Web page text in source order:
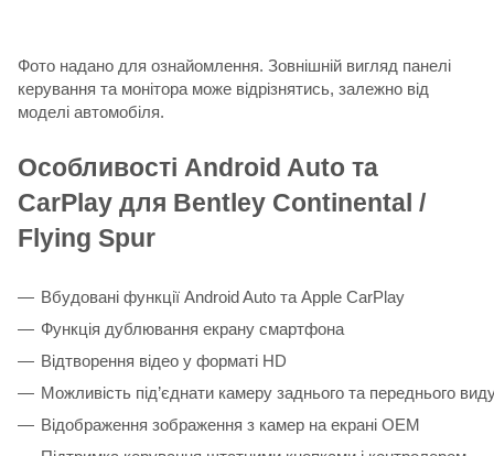
Фото надано для ознайомлення. Зовнішній вигляд панелі
керування та монітора може відрізнятись, залежно від
моделі автомобіля.
Особливості Android Auto та
CarPlay для Bentley Continental /
Flying Spur
Вбудовані функції Android Auto та Apple CarPlay
Функція дублювання екрану смартфона
Відтворення відео у форматі HD
Можливість під’єднати камеру заднього та переднього
Відображення зображення з камер на екрані ОЕМ